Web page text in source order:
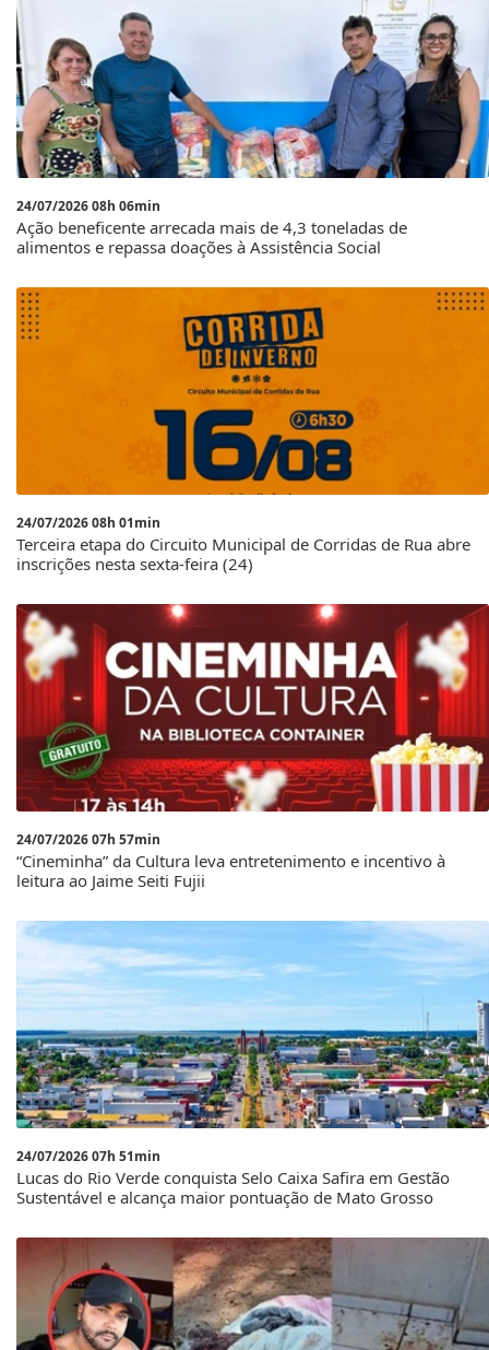
24/07/2026 08h 06min
Ação beneficente arrecada mais de 4,3 toneladas de
alimentos e repassa doações à Assistência Social
24/07/2026 08h 01min
Terceira etapa do Circuito Municipal de Corridas de Rua abre
inscrições nesta sexta-feira (24)
24/07/2026 07h 57min
“Cineminha” da Cultura leva entretenimento e incentivo à
leitura ao Jaime Seiti Fujii
24/07/2026 07h 51min
Lucas do Rio Verde conquista Selo Caixa Safira em Gestão
Sustentável e alcança maior pontuação de Mato Grosso